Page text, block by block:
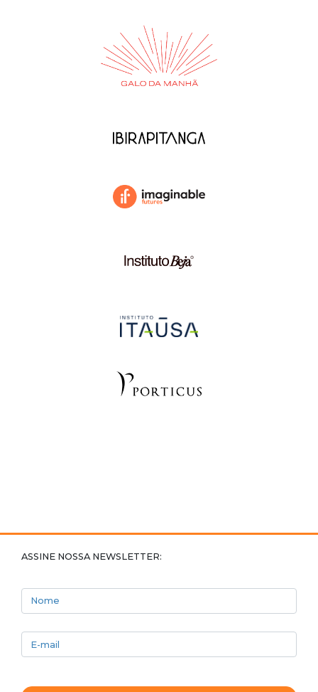
ASSINE NOSSA NEWSLETTER:
Nome